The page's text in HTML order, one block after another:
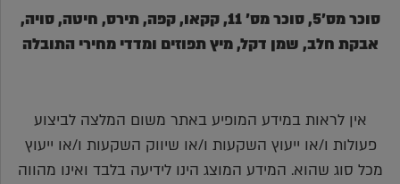
סוכר מס'5, סוכר מס' 11, קקאו, קפה, תירס, חיטה, סויה,
אבקת חלב, שמן דקל, מיץ תפוזים ומדדי מחירי התובלה
אין לראות במידע המופיע באתר משום המלצה לביצוע
פעולות ו/או ייעוץ השקעות ו/או שיווק השקעות ו/או ייעוץ
מכל סוג שהוא. המידע המוצג הינו לידיעה בלבד ואינו מהווה